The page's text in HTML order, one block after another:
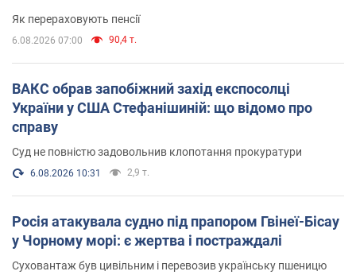
Як перераховують пенсії
6.08.2026 07:00 90,4 т.
ВАКС обрав запобіжний захід експосолці
України у США Стефанішиній: що відомо про
справу
Суд не повністю задовольнив клопотання прокуратури
6.08.2026 10:31 2,9 т.
Росія атакувала судно під прапором Гвінеї-Бісау
у Чорному морі: є жертва і постраждалі
Суховантаж був цивільним і перевозив українську пшеницю